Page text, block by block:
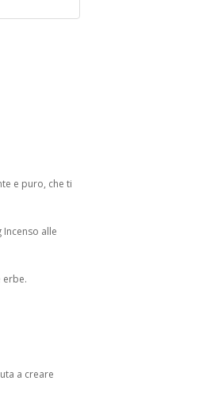
e puro, che ti
alle
erbe.
a creare